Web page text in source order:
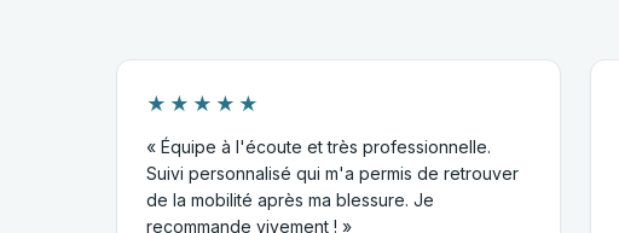
★★★★★
« Équipe à l'écoute et très professionnelle.
Suivi personnalisé qui m'a permis de retrouver
de la mobilité après ma blessure. Je
recommande vivement ! »